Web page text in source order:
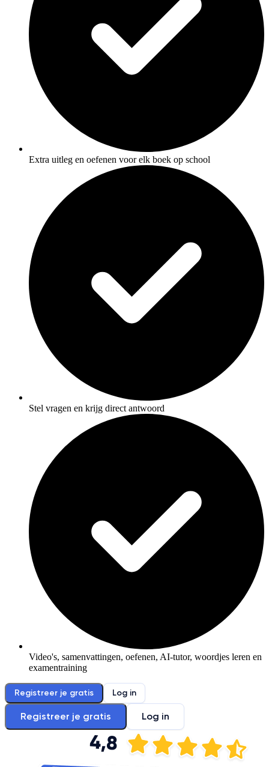
Extra uitleg en oefenen voor elk boek op school
Stel vragen en krijg direct antwoord
Video's, samenvattingen, oefenen, AI-tutor, woordjes leren en
examentraining
Registreer je gratis Log in
Registreer je gratis Log in